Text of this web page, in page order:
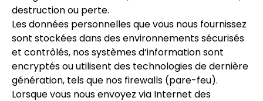
destruction ou perte.
Les données personnelles que vous nous fournissez
sont stockées dans des environnements sécurisés
et contrôlés, nos systèmes d’information sont
encryptés ou utilisent des technologies de dernière
génération, tels que nos firewalls (pare-feu).
Lorsque vous nous envoyez via Internet des